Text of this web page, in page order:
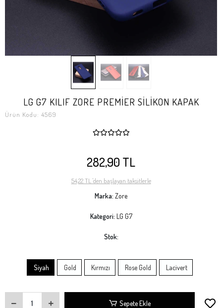
LG G7 KILIF ZORE PREMİER SİLİKON KAPAK
Ürün Kodu: 4569
282,90 TL
54,22 TL 'den başlayan taksitlerle
Marka: Zore
Kategori: LG G7
Stok:
Siyah Gold Kırmızı Rose Gold Lacivert
Sepete Ekle